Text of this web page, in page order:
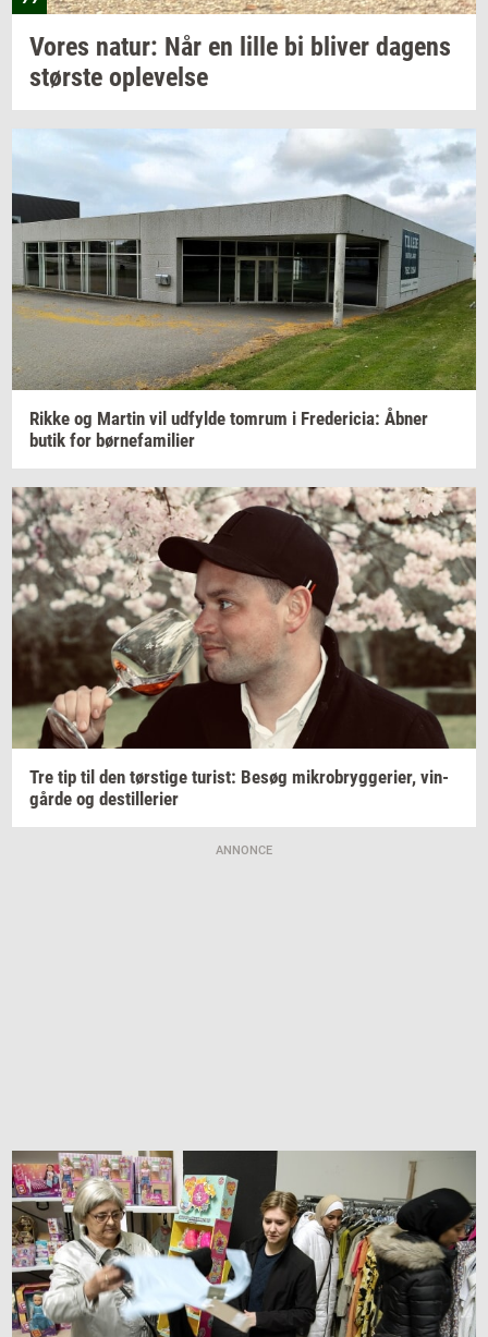
Vores natur: Når en lille bi bli­ver da­gens
stør­ste op­le­vel­se
Rikke og Mar­tin vil ud­fyl­de tom­rum i Fre­de­ri­cia: Åbner
butik for bør­ne­fa­mi­li­er
Tre tip til den tørsti­ge turist: Besøg mi­kro­bryg­ge­ri­er, vin­
går­de og destil­le­ri­er
ANNONCE